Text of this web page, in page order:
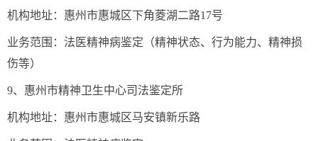
机构地址：惠州市惠城区下角菱湖二路17号
业务范围：法医精神病鉴定（精神状态、行为能力、精神损
伤等）
9、惠州市精神卫生中心司法鉴定所
机构地址：惠州市惠城区马安镇新乐路